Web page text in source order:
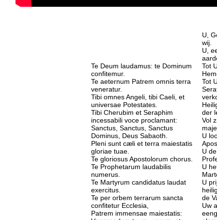
Te Deum laudamus: te Dominum
confitemur.
Te aeternum Patrem omnis terra
veneratur.
Tibi omnes Angeli, tibi Caeli, et
universae Potestates.
Tibi Cherubim et Seraphim
incessabili voce proclamant:
Sanctus, Sanctus, Sanctus
Dominus, Deus Sabaoth.
Pleni sunt cæli et terra maiestatis
gloriae tuae.
Te gloriosus Apostolorum chorus.
Te Prophetarum laudabilis
numerus.
Te Martyrum candidatus laudat
exercitus.
Te per orbem terrarum sancta
confitetur Ecclesia,
Patrem immensae maiestatis:
U,
wij.
U,
Tot
Tot
der
Vol
U
U
U
U
de
Uw